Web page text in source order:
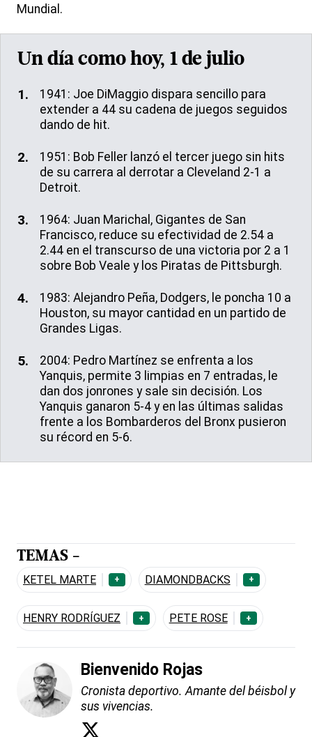
Mundial.
Un día como hoy, 1 de julio
1941: Joe DiMaggio dispara sencillo para
extender a 44 su cadena de juegos seguidos
dando de hit.
1951: Bob Feller lanzó el tercer juego sin hits
de su carrera al derrotar a Cleveland 2-1 a
Detroit.
1964: Juan Marichal, Gigantes de San
Francisco, reduce su efectividad de 2.54 a
2.44 en el transcurso de una victoria por 2 a 1
sobre Bob Veale y los Piratas de Pittsburgh.
1983: Alejandro Peña, Dodgers, le poncha 10 a
Houston, su mayor cantidad en un partido de
Grandes Ligas.
2004: Pedro Martínez se enfrenta a los
Yanquis, permite 3 limpias en 7 entradas, le
dan dos jonrones y sale sin decisión. Los
Yanquis ganaron 5-4 y en las últimas salidas
frente a los Bombarderos del Bronx pusieron
su récord en 5-6.
TEMAS -
KETEL MARTE + DIAMONDBACKS +
HENRY RODRÍGUEZ + PETE ROSE +
Bienvenido Rojas
Cronista deportivo. Amante del béisbol y
sus vivencias.